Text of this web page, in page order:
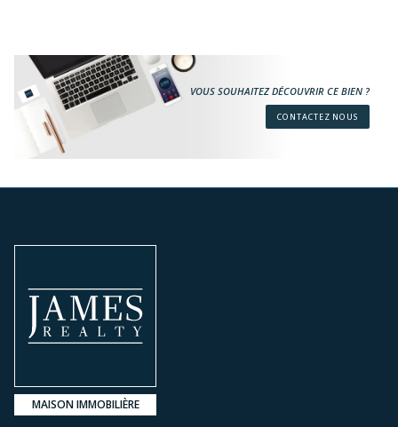
VOUS SOUHAITEZ DÉCOUVRIR CE BIEN ?
CONTACTEZ NOUS
MAISON IMMOBILIÈRE